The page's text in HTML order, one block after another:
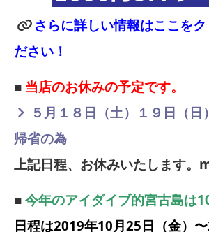
さらに詳しい情報はここをク
ださい！
■ 当店のお休みの予定です。
５月１８日（土）１９日（日
帰省の為
上記日程、お休みいたします。
■ 今年のアイダイブ的宮古島は
日程は2019年10月25日（金）